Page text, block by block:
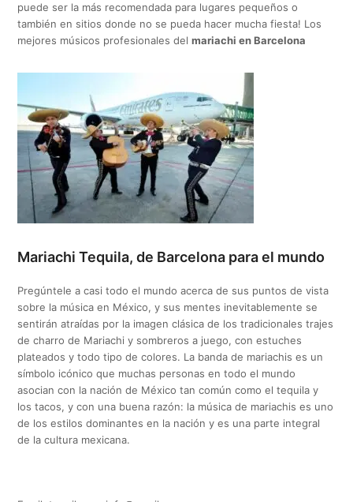
puede ser la más recomendada para lugares pequeños o
también en sitios donde no se pueda hacer mucha fiesta! Los
mejores músicos profesionales delmariachi en Barcelona
Mariachi Tequila, de Barcelona para el mundo
Pregúntele a casi todo el mundo acerca de sus puntos de vista
sobre la música en México, y sus mentes inevitablemente se
sentirán atraídas por la imagen clásica de los tradicionales trajes
de charro de Mariachi y sombreros a juego, con estuches
plateados y todo tipo de colores. La banda de mariachis es un
símbolo icónico que muchas personas en todo el mundo
asocian con la nación de México tan común como el tequila y
los tacos, y con una buena razón: la música de mariachis es uno
de los estilos dominantes en la nación y es una parte integral
de la cultura mexicana.